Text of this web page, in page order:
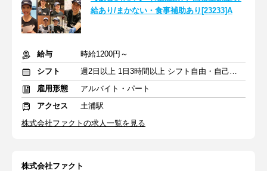
給あり/まかない・食事補助あり[23233]A
給与
時給1200円～
シフト
週2日以上 1日3時間以上 シフト自由・自己申告
雇用形態
アルバイト・パート
アクセス
土浦駅
株式会社ファクトの求人一覧を見る
株式会社ファクト